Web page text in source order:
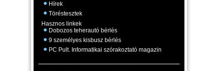
Hírek
Töréstesztek
Hasznos linkek
Dobozos teherautó bérlés
9 személyes kisbusz bérlés
PC Pult. Informatikai szórakoztató magazin